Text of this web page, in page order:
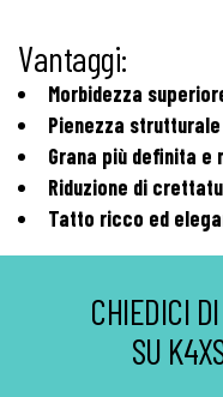
Vantaggi:
Morbidezza
Pienezza strutturale
Grana più definita e
Riduzione di
Tatto ricco ed
CHIEDICI DI
SU